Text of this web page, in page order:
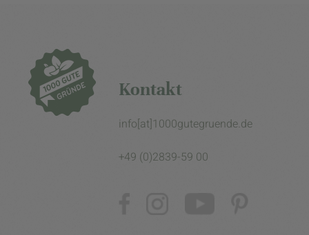
Kontakt
info[at]1000gutegruende.de
+49 (0)2839-59 00